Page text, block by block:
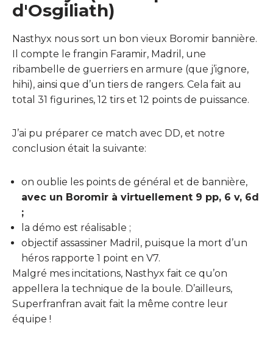
d'Osgiliath)
Nasthyx nous sort un bon vieux Boromir bannière.
Il compte le frangin Faramir, Madril, une
ribambelle de guerriers en armure (que j’ignore,
hihi), ainsi que d’un tiers de rangers. Cela fait au
total 31 figurines, 12 tirs et 12 points de puissance.
J’ai pu préparer ce match avec DD, et notre
conclusion était la suivante:
on oublie les points de général et de bannière,
avec un Boromir à virtuellement 9 pp, 6 v, 6d
;
la démo est réalisable ;
objectif assassiner Madril, puisque la mort d’un
héros rapporte 1 point en V7.
Malgré mes incitations, Nasthyx fait ce qu’on
appellera la technique de la boule. D’ailleurs,
Superfranfran avait fait la même contre leur
équipe !